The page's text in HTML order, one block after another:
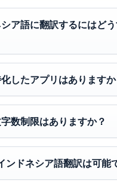
ア語に翻訳するにはど
したアプリはあります
数制限はありますか？
ンドネシア語翻訳は可能